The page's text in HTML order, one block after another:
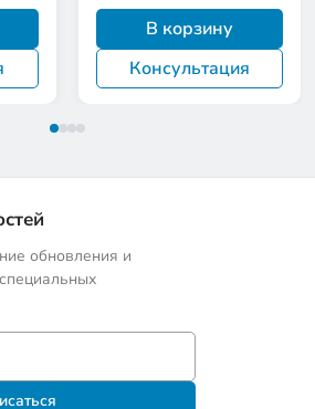
В корзину
Консультация
обновления и